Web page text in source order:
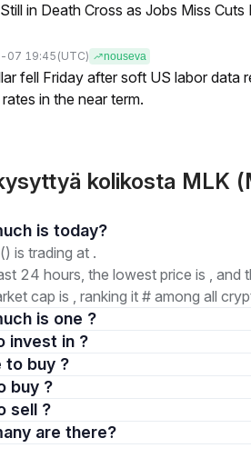
in Death Cross as Jobs Miss
07 19:45(UTC) nouseva
fell Friday after soft US labor data
in the near term.
kolikosta MLK
1. How much is today?
is trading at .
24 hours, the lowest price is , and
cap is , ranking it # among all
is one ?
invest in ?
to buy ?
buy ?
sell ?
7. How many are there?